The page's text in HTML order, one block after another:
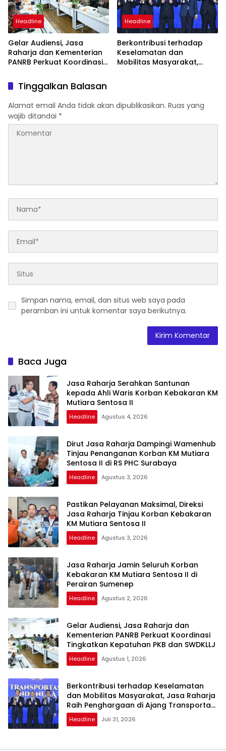
Headline
Gelar Audiensi, Jasa
Raharja dan Kementerian
PANRB Perkuat Koordinasi
dan SWDKLLJ
Headline
Berkontribusi terhadap
Keselamatan dan
Mobilitas Masyarakat,
Awards 2026
Tinggalkan Balasan
Alamat email Anda tidak akan dipublikasikan. Ruas yang
wajib ditandai *
Simpan nama, email, dan situs web saya pada
peramban ini untuk komentar saya berikutnya.
Baca Juga
Jasa Raharja Serahkan Santunan
kepada Ahli Waris Korban Kebakaran KM
Mutiara Sentosa II
Headline Agustus 4, 2026
Dirut Jasa Raharja Dampingi Wamenhub
Tinjau Penanganan Korban KM Mutiara
Sentosa II di RS PHC Surabaya
Headline Agustus 3, 2026
Pastikan Pelayanan Maksimal, Direksi
Jasa Raharja Tinjau Korban Kebakaran
KM Mutiara Sentosa II
Headline Agustus 3, 2026
Jasa Raharja Jamin Seluruh Korban
Kebakaran KM Mutiara Sentosa II di
Perairan Sumenep
Headline Agustus 2, 2026
Gelar Audiensi, Jasa Raharja dan
Kementerian PANRB Perkuat Koordinasi
Tingkatkan Kepatuhan PKB dan SWDKLLJ
Headline Agustus 1, 2026
Berkontribusi terhadap Keselamatan
dan Mobilitas Masyarakat, Jasa Raharja
Raih Penghargaan di Ajang Transportasi
Indonesia Awards 2026
Headline Juli 31, 2026